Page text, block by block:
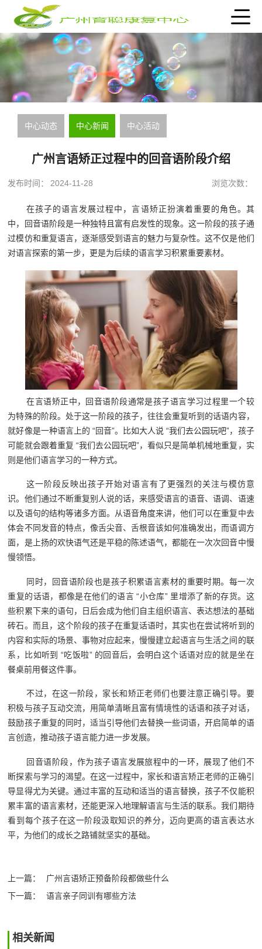
中心动态 中心新闻 中心活动
广州言语矫正过程中的回音语阶段介绍
发布时间： 2024-11-28 浏览次数：
在孩子的语言发展过程中，言语矫正扮演着重要的角色。其
中，回音语阶段是一种独特且富有启发性的现象。这一阶段的孩子通
过模仿和重复语言，逐渐感受到语言的魅力与复杂性。这不仅是他们
对语言探索的第一步，更是为后续的语言学习积累重要素材。
在言语矫正中，回音语阶段通常是孩子语言学习过程里一个较
为特殊的阶段。处于这一阶段的孩子，往往会重复听到的话语内容，
就好像是一种语言上的 “回音”。比如大人说 “我们去公园玩吧”，孩子
可能就会跟着重复 “我们去公园玩吧”，看似只是简单机械地重复，实
则是他们语言学习的一种方式。
这一阶段反映出孩子开始对语言有了更强烈的关注与模仿意
识。他们通过不断重复别人说的话，来感受语言的语音、语调、语速
以及语句的结构等诸多方面。从语音角度来讲，他们可以在重复中去
体会不同发音的特点，像舌尖音、舌根音该如何准确发出，而语调方
面，是上扬的欢快语气还是平稳的陈述语气，都能在一次次回音中慢
慢领悟。
同时，回音语阶段也是孩子积累语言素材的重要时期。每一次
重复的话语，都像是在他们的语言 “小仓库” 里增添了新的存货。这
些积累下来的语句，日后会成为他们自主组织语言、表达想法的基础
砖石。而且，这个阶段的孩子在重复话语时，其实也在尝试将听到的
内容和实际的场景、事物对应起来，慢慢建立起语言与生活之间的联
系，比如听到 “吃饭啦” 的回音后，会明白这个话语对应的就是坐在
餐桌前用餐这件事。
不过，在这一阶段，家长和矫正老师们也要注意正确引导。要
积极与孩子互动交流，用简单清晰且富有情境性的话语和孩子对话，
鼓励孩子重复的同时，适当引导他们去替换一些词语，开启简单的语
言创造，推动孩子语言能力进一步发展。
回音语阶段，作为孩子语言发展旅程中的一环，展现了他们不
断探索与学习的渴望。在这一过程中，家长和语言矫正老师的正确引
导显得尤为关键。通过丰富的互动和适当的语言替换，孩子不仅能积
累丰富的语言素材，还能更深入地理解语言与生活的联系。我们期待
看到每个孩子在这一阶段汲取知识的养分，迈向更高的语言表达水
平，为他们的成长之路铺就坚实的基础。‍
上一篇：
广州言语矫正预备阶段都做些什么
下一篇：
语言亲子同训有哪些方法
相关新闻